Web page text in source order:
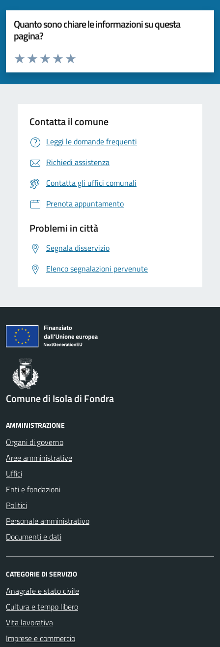
Quanto sono chiare le informazioni su questa
pagina?
Valuta da 1 a 5 stelle la pagina
Valuta 5 stelle su 5
Valuta 4 stelle su 5
Valuta 3 stelle su 5
Valuta 2 stelle su 5
Valuta 1 stelle su 5
Contatta il comune
Leggi le domande frequenti
Richiedi assistenza
Contatta gli uffici comunali
Prenota appuntamento
Problemi in città
Segnala disservizio
Elenco segnalazioni pervenute
Comune di Isola di Fondra
AMMINISTRAZIONE
Organi di governo
Aree amministrative
Uffici
Enti e fondazioni
Politici
Personale amministrativo
Documenti e dati
CATEGORIE DI SERVIZIO
Anagrafe e stato civile
Cultura e tempo libero
Vita lavorativa
Imprese e commercio